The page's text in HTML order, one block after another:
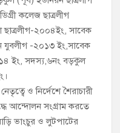
কলেজ ছাত্রলীগ
২০০৪ইং, সাবেক
-২০১৩ ইং,সাবেক
ইং, সদস্য,৬নং বড়কুল
ও নির্দেশে শৈরাচারী
আন্দোলন সংগ্রাম করতে
ভাংচুর ও লুটপাটের